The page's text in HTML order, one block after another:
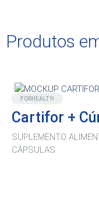
Produtos
Novo
FORHEALTH
Cartifor +
SUPLEMENTO
CÁPSULAS